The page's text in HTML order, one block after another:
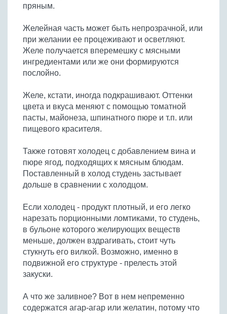
пряным.
Желейная часть может быть непрозрачной, или
при желании ее процеживают и осветляют.
Желе получается вперемешку с мясными
ингредиентами или же они формируются
послойно.
Желе, кстати, иногда подкрашивают. Оттенки
цвета и вкуса меняют с помощью томатной
пасты, майонеза, шпинатного пюре и т.п. или
пищевого красителя.
Также готовят холодец с добавлением вина и
пюре ягод, подходящих к мясным блюдам.
Поставленный в холод студень застывает
дольше в сравнении с холодцом.
Если холодец - продукт плотный, и его легко
нарезать порционными ломтиками, то студень,
в бульоне которого желирующих веществ
меньше, должен вздрагивать, стоит чуть
стукнуть его вилкой. Возможно, именно в
подвижной его структуре - прелесть этой
закуски.
А что же заливное? Вот в нем непременно
содержатся агар-агар или желатин, потому что